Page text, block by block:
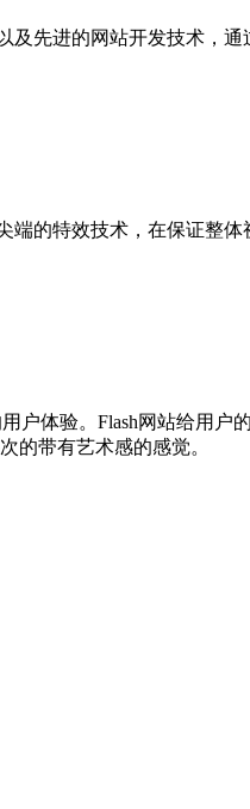
先进的网站开发技术，
的特效技术，在保证整
户体验。Flash网站给用户
的带有艺术感的感觉。